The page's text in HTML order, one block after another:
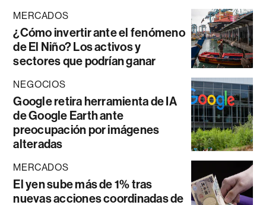
MERCADOS
¿Cómo invertir ante el fenómeno
de El Niño? Los activos y
sectores que podrían ganar
NEGOCIOS
Google retira herramienta de IA
de Google Earth ante
preocupación por imágenes
alteradas
MERCADOS
El yen sube más de 1% tras
nuevas acciones coordinadas de